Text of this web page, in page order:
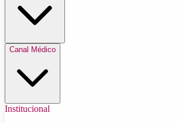
Canal Médico
Institucional